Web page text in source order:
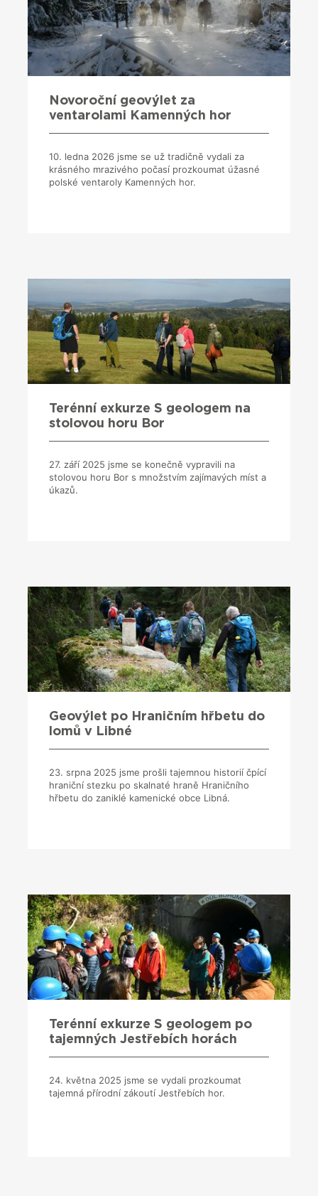
Novoroční geovýlet za
ventarolami Kamenných hor
10. ledna 2026 jsme se už tradičně vydali za
krásného mrazivého počasí prozkoumat úžasné
polské ventaroly Kamenných hor.
Terénní exkurze S geologem na
stolovou horu Bor
27. září 2025 jsme se konečně vypravili na
stolovou horu Bor s množstvím zajímavých míst a
úkazů.
Geovýlet po Hraničním hřbetu do
lomů v Libné
23. srpna 2025 jsme prošli tajemnou historií čpící
hraniční stezku po skalnaté hraně Hraničního
hřbetu do zaniklé kamenické obce Libná.
Terénní exkurze S geologem po
tajemných Jestřebích horách
24. května 2025 jsme se vydali prozkoumat
tajemná přírodní zákoutí Jestřebích hor.